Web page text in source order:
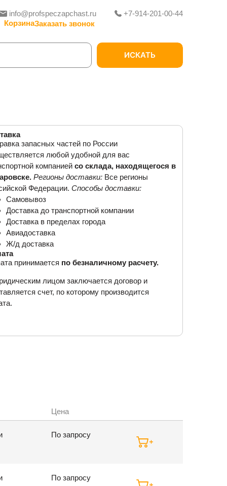
info@profspeczapchast.ru +7-914-201-00-44
Заказать звонок
ИСКАТЬ
запасных частей по России
любой удобной для вас
компаниейсо склада, находящегося в
Регионы доставки: Все регионы
Федерации.Способы доставки:
Самовывоз
Доставка до транспортной компании
Доставка в пределах города
Авиадоставка
Ж/д доставка
принимается по безналичному расчету.
лицом заключается договор и
счет, по которому производится
Цена
По запросу
По запросу